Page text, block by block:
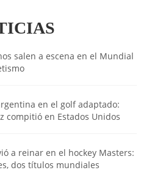
salen a escena en el Mundial
en el golf adaptado:
compitió en Estados Unidos
a reinar en el hockey Masters:
dos títulos mundiales